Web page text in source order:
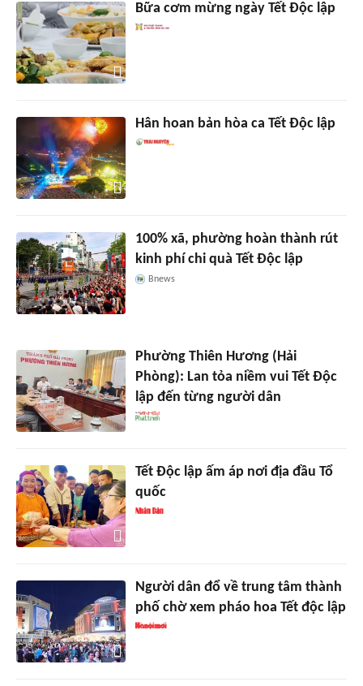
Bữa cơm mừng ngày Tết Độc lập
Hân hoan bản hòa ca Tết Độc lập
100% xã, phường hoàn thành rút
kinh phí chi quà Tết Độc lập
Bnews
Phường Thiên Hương (Hải
Phòng): Lan tỏa niềm vui Tết Độc
lập đến từng người dân
Tết Độc lập ấm áp nơi địa đầu Tổ
quốc
Người dân đổ về trung tâm thành
phố chờ xem pháo hoa Tết độc lập